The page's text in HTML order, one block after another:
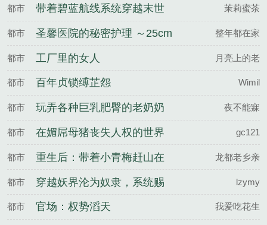
都市 带着碧蓝航线系统穿越末世 茉莉蜜茶
都市
圣馨医院的秘密护理 ～25cm
恐怖巨屌在私人医院被彻底
榨干～
整年都在家
都市 工厂里的女人 月亮上的老
都市 百年贞锁缚芷怨 Wimil
都市
玩弄各种巨乳肥臀的老奶奶
系列
夜不能寐
都市
在媚屌母猪丧失人权的世界
我独自升级
gc121
都市
重生后：带着小青梅赶山在
兴安岭
龙都老乡亲
都市
穿越妖界沦为奴隶，系统赐
我巨根逆袭
lzymy
都市 官场：权势滔天 我爱吃花生